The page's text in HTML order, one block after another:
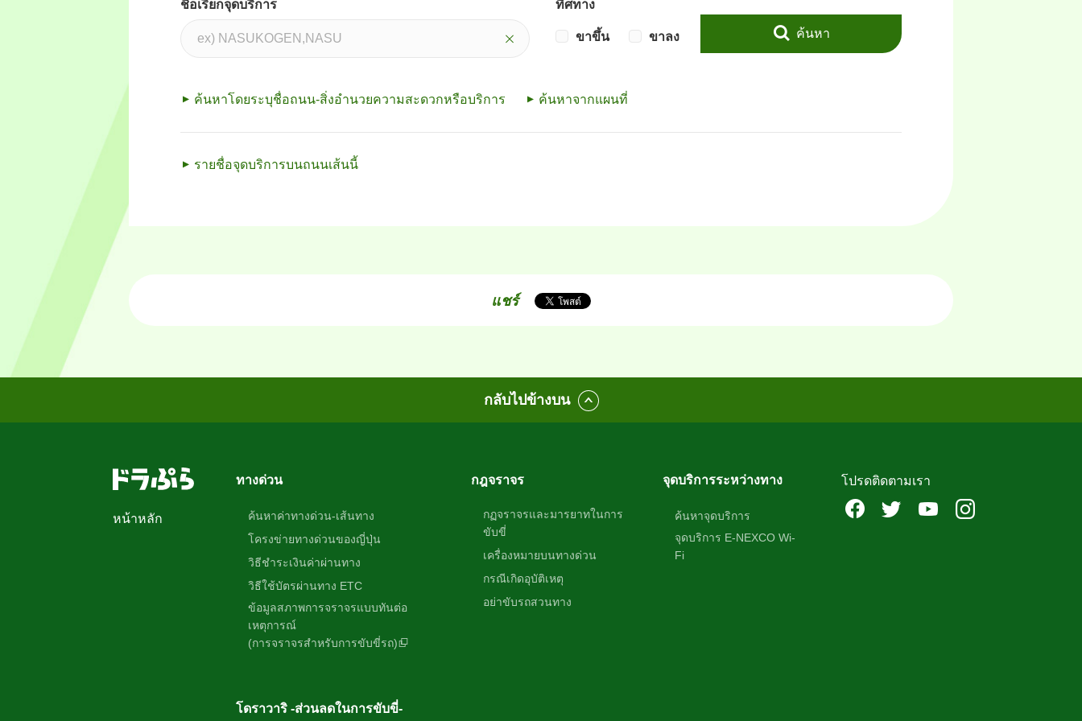
ชื่อเรียกจุดบริการ ทิศทาง
ขาขึ้น ขาลง
ค้นหาโดยระบุชื่อถนน-สิ่งอำนวยความสะดวกหรือบริการ ค้นหาจากแผนที่
ค้นหา
รายชื่อจุดบริการบนถนนเส้นนี้
แชร์
กลับไปข้างบน
หน้าหลัก
ทางด่วน
ค้นหาค่าทางด่วน-เส้นทาง
โครงข่ายทางด่วนของญี่ปุ่น
วิธีชำระเงินค่าผ่านทาง
วิธีใช้บัตรผ่านทาง ETC
ข้อมูลสภาพการจราจรแบบทันต่อ
เหตุการณ์
(การจราจรสำหรับการขับขี่รถ)
โดราวาริ -ส่วนลดในการขับขี่-
กฎจราจร
กฏจราจรและมารยาทในการ
ขับขี่
เครื่องหมายบนทางด่วน
กรณีเกิดอุบัติเหตุ
อย่าขับรถสวนทาง
จุดบริการระหว่างทาง
ค้นหาจุดบริการ
จุดบริการ E-NEXCO Wi-
Fi
โปรดติดตามเรา